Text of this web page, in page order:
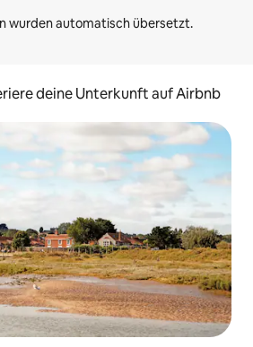
deine Unterkunft auf Airbnb